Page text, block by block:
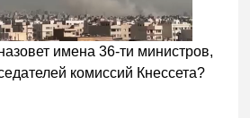
имена 36-ти министров,
комиссий Кнессета?